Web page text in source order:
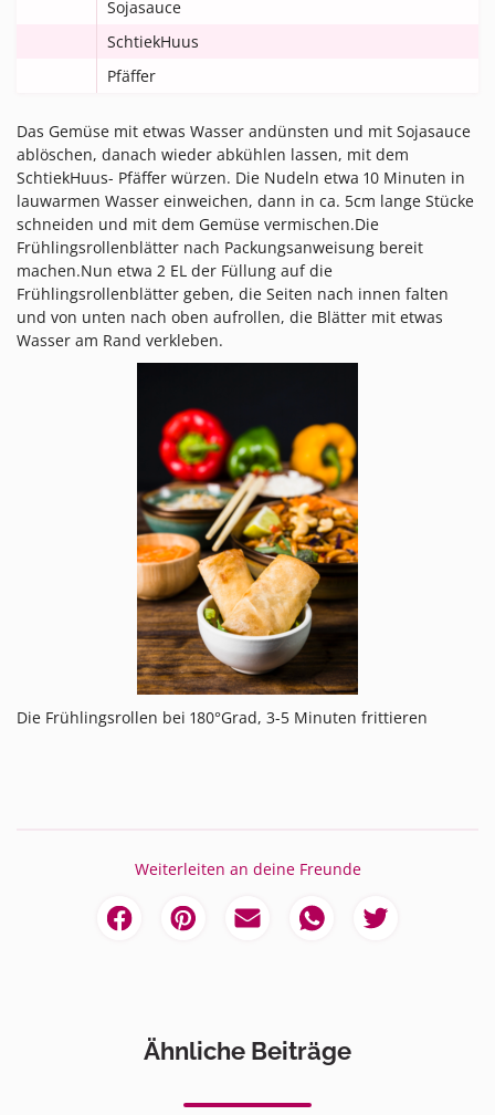
Sojasauce
SchtiekHuus
Pfäffer
Das Gemüse mit etwas Wasser andünsten und mit Sojasauce
ablöschen, danach wieder abkühlen lassen, mit dem
SchtiekHuus- Pfäffer würzen. Die Nudeln etwa 10 Minuten in
lauwarmen Wasser einweichen, dann in ca. 5cm lange Stücke
schneiden und mit dem Gemüse vermischen.Die
Frühlingsrollenblätter nach Packungsanweisung bereit
machen.Nun etwa 2 EL der Füllung auf die
Frühlingsrollenblätter geben, die Seiten nach innen falten
und von unten nach oben aufrollen, die Blätter mit etwas
Wasser am Rand verkleben.
Die Frühlingsrollen bei 180°Grad, 3-5 Minuten frittieren
Weiterleiten an deine Freunde
Ähnliche Beiträge